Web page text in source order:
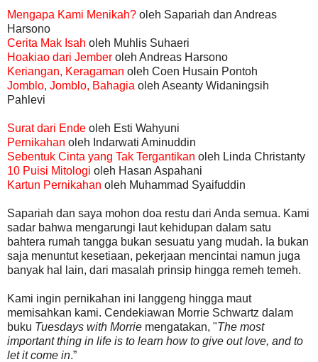
Mengapa Kami Menikah? oleh Sapariah dan Andreas
Harsono
Cerita Mak Isah oleh Muhlis Suhaeri
Hoakiao dari Jember oleh Andreas Harsono
Keriangan, Keragaman oleh Coen Husain Pontoh
Jomblo, Jomblo, Bahagia oleh Aseanty Widaningsih
Pahlevi
Surat dari Ende oleh Esti Wahyuni
Pernikahan oleh Indarwati Aminuddin
Sebentuk Cinta yang Tak Tergantikan oleh Linda Christanty
10 Puisi Mitologi oleh Hasan Aspahani
Kartun Pernikahan oleh Muhammad Syaifuddin
Sapariah dan saya mohon doa restu dari Anda semua. Kami
sadar bahwa mengarungi laut kehidupan dalam satu
bahtera rumah tangga bukan sesuatu yang mudah. Ia bukan
saja menuntut kesetiaan, pekerjaan mencintai namun juga
banyak hal lain, dari masalah prinsip hingga remeh temeh.
Kami ingin pernikahan ini langgeng hingga maut
memisahkan kami. Cendekiawan Morrie Schwartz dalam
buku Tuesdays with Morrie mengatakan, "The most
important thing in life is to learn how to give out love, and to
let it come in.”